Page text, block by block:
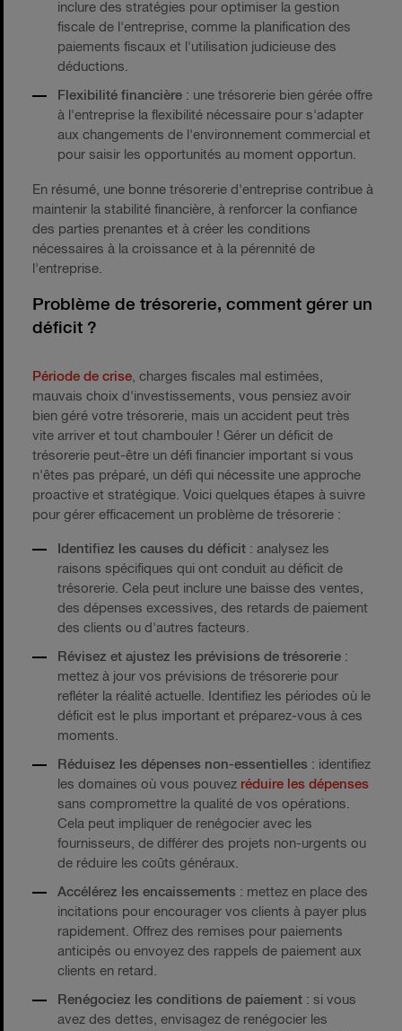
inclure des stratégies pour optimiser la gestion
fiscale de l'entreprise, comme la planification des
paiements fiscaux et l'utilisation judicieuse des
déductions.
Flexibilité financière : une trésorerie bien gérée offre
à l'entreprise la flexibilité nécessaire pour s'adapter
aux changements de l'environnement commercial et
pour saisir les opportunités au moment opportun.
En résumé, une bonne trésorerie d'entreprise contribue à
maintenir la stabilité financière, à renforcer la confiance
des parties prenantes et à créer les conditions
nécessaires à la croissance et à la pérennité de
l'entreprise.
Problème de trésorerie, comment gérer un
déficit ?
Période de crise , charges fiscales mal estimées,
mauvais choix d'investissements, vous pensiez avoir
bien géré votre trésorerie, mais un accident peut très
vite arriver et tout chambouler ! Gérer un déficit de
trésorerie peut-être un défi financier important si vous
n'êtes pas préparé, un défi qui nécessite une approche
proactive et stratégique. Voici quelques étapes à suivre
pour gérer efficacement un problème de trésorerie :
Identifiez les causes du déficit : analysez les
raisons spécifiques qui ont conduit au déficit de
trésorerie. Cela peut inclure une baisse des ventes,
des dépenses excessives, des retards de paiement
des clients ou d'autres facteurs.
Révisez et ajustez les prévisions de trésorerie :
mettez à jour vos prévisions de trésorerie pour
refléter la réalité actuelle. Identifiez les périodes où le
déficit est le plus important et préparez-vous à ces
moments.
Réduisez les dépenses non-essentielles : identifiez
les domaines où vous pouvez réduire les dépenses
sans compromettre la qualité de vos opérations.
Cela peut impliquer de renégocier avec les
fournisseurs, de différer des projets non-urgents ou
de réduire les coûts généraux.
Accélérez les encaissements : mettez en place des
incitations pour encourager vos clients à payer plus
rapidement. Offrez des remises pour paiements
anticipés ou envoyez des rappels de paiement aux
clients en retard.
Renégociez les conditions de paiement : si vous
avez des dettes, envisagez de renégocier les